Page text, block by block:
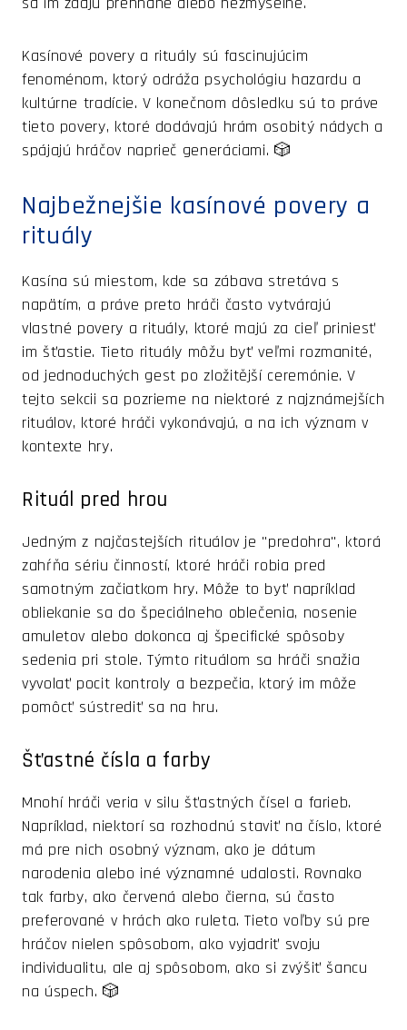
Kasínové povery a rituály sú fascinujúcim
fenoménom, ktorý odráža psychológiu hazardu a
kultúrne tradície. V konečnom dôsledku sú to práve
tieto povery, ktoré dodávajú hrám osobitý nádych a
spájajú hráčov naprieč generáciami. 🎲
Najbežnejšie kasínové povery a
rituály
Kasína sú miestom, kde sa zábava stretáva s
napätím, a práve preto hráči často vytvárajú
vlastné povery a rituály, ktoré majú za cieľ priniesť
im šťastie. Tieto rituály môžu byť veľmi rozmanité,
od jednoduchých gest po zložitější ceremónie. V
tejto sekcii sa pozrieme na niektoré z najznámejších
rituálov, ktoré hráči vykonávajú, a na ich význam v
kontexte hry.
Rituál pred hrou
Jedným z najčastejších rituálov je "predohra", ktorá
zahŕňa sériu činností, ktoré hráči robia pred
samotným začiatkom hry. Môže to byť napríklad
obliekanie sa do špeciálneho oblečenia, nosenie
amuletov alebo dokonca aj špecifické spôsoby
sedenia pri stole. Týmto rituálom sa hráči snažia
vyvolať pocit kontroly a bezpečia, ktorý im môže
pomôcť sústrediť sa na hru.
Šťastné čísla a farby
Mnohí hráči veria v silu šťastných čísel a farieb.
Napríklad, niektorí sa rozhodnú staviť na číslo, ktoré
má pre nich osobný význam, ako je dátum
narodenia alebo iné významné udalosti. Rovnako
tak farby, ako červená alebo čierna, sú často
preferované v hrách ako ruleta. Tieto voľby sú pre
hráčov nielen spôsobom, ako vyjadriť svoju
individualitu, ale aj spôsobom, ako si zvýšiť šancu
na úspech. 🎲